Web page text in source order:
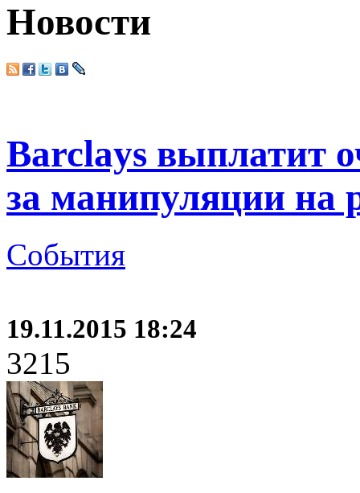
Новости
Barclays выплатит
за манипуляции на
События
19.11.2015 18:24
3215